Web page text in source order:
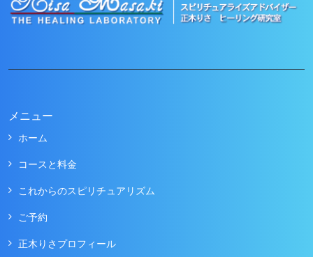
メニュー
ホーム
コースと料金
これからのスピリチュアリズム
ご予約
正木りさプロフィール